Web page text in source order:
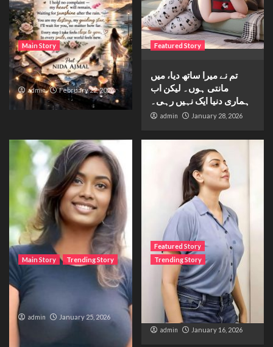
Main Story
Waiting for sunshine
admin February 22, 2026
Featured Story
تم نے میرا ساتھ دیا، میں
مانتی ہوں۔ لیکن اب
ہماری دنیا ایک نہیں رہی۔
admin January 28, 2026
Main Story Trending Story
The Bride from the
Accident
admin January 25, 2026
Featured Story
Trending Story
The Silent Wait – A Life
Trapped Between
Distance and Duty
admin January 16, 2026